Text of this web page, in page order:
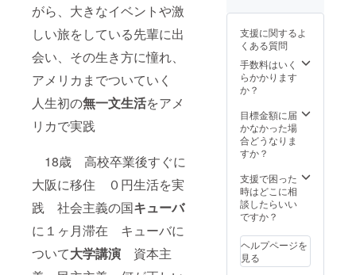
がら、大きなイベントや激
しい旅をしている先輩に出
会い、その生き方に憧れ、
アメリカまでついていく
人生初の無一文生活をアメ
リカで実践
18歳 高校卒業後すぐに
大阪に移住 ０円生活を実
践 社会主義の国キューバ
に１ヶ月滞在 キューバに
ついて大学講演 資本主
支援に関するよ
くある質問
手数料はいく
らかかります
か？
目標金額に届
かなかった場
合どうなりま
すか？
支援で困った
時はどこに相
談したらいい
ですか？
ヘルプページを
見る